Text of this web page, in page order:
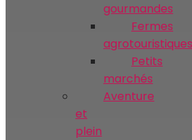
gourmandes
Fermes
agrotouristiques
Petits
marchés
Aventure
et
plein